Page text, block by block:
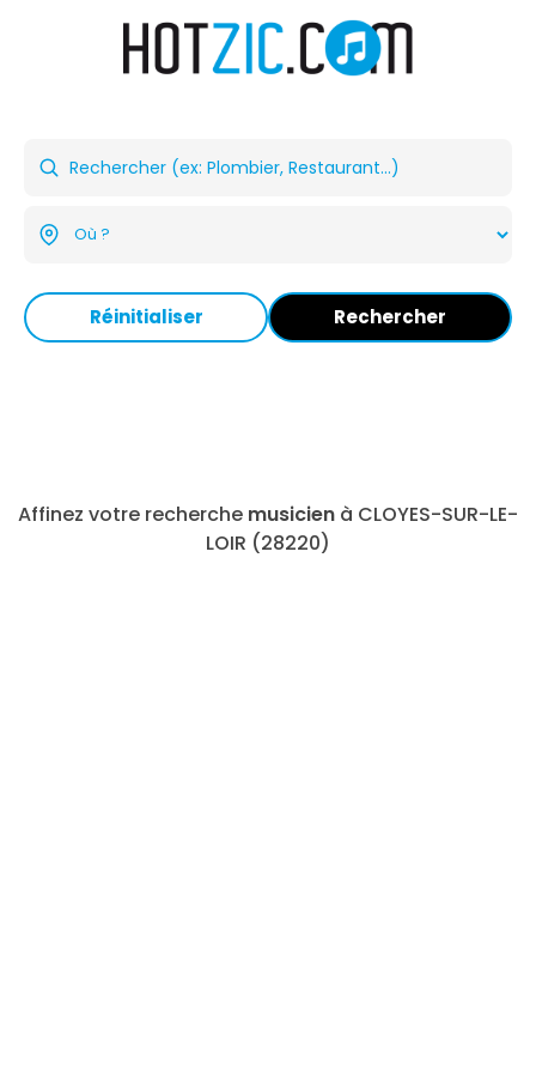
Réinitialiser Rechercher
Affinez votre recherche musicien à CLOYES-SUR-LE-
LOIR (28220)